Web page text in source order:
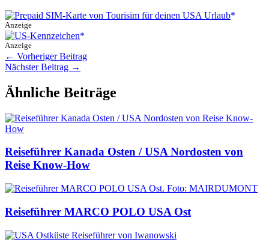
Anzeige
Anzeige
← Vorheriger Beitrag
Nächster Beitrag →
Ähnliche Beiträge
Reiseführer Kanada Osten / USA Nordosten von
Reise Know-How
Reiseführer MARCO POLO USA Ost